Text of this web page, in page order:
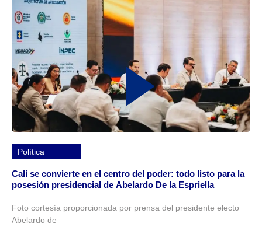
Política
Cali se convierte en el centro del poder: todo listo para la
posesión presidencial de Abelardo De la Espriella
Foto cortesía proporcionada por prensa del presidente electo
Abelardo de